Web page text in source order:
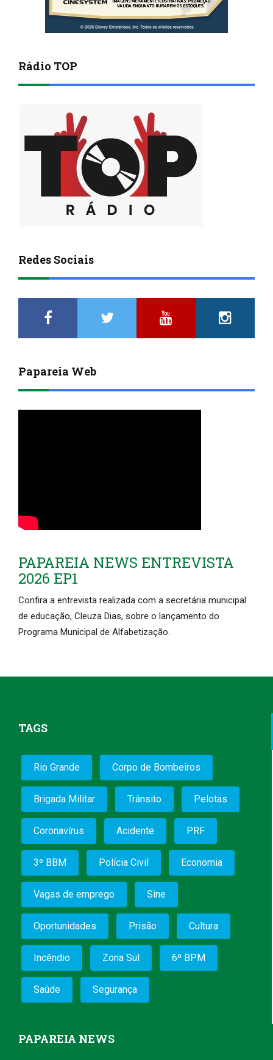
Rádio TOP
Redes Sociais
Papareia Web
PAPAREIA NEWS ENTREVISTA
2026 EP1
Confira a entrevista realizada com a secretária municipal
de educação, Cleuza Dias, sobre o lançamento do
Programa Municipal de Alfabetização.
TAGS
Rio Grande Corpo de Bombeiros
Brigada Militar Trânsito Pelotas
Coronavírus Acidente PRF
3º BBM Polícia Civil Economia
Vagas de emprego Sine
Oportunidades Prisão Cultura
Incêndio Zona Sul 6º BPM
Saúde Segurança
PAPAREIA NEWS